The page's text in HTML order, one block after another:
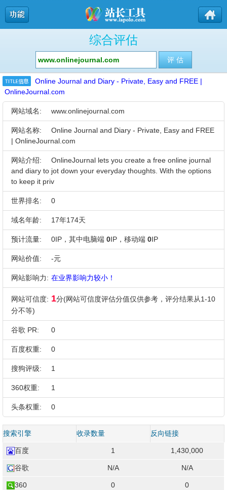
综合评估
Online Journal and Diary - Private, Easy and FREE |
OnlineJournal.com
网站域名: www.onlinejournal.com
网站名称:
Online Journal and Diary - Private, Easy and FREE
| OnlineJournal.com
网站介绍:
OnlineJournal lets you create a free online journal
and diary to jot down your everyday thoughts. With the options
to keep it priv
世界排名: 0
域名年龄: 17年174天
预计流量: 0IP，其中电脑端 0IP，移动端 0IP
网站价值: -元
网站影响力: 在业界影响力较小！
网站可信度: 1分(网站可信度评估分值仅供参考，评分结果从1-10
分不等)
谷歌 PR: 0
百度权重: 0
搜狗评级: 1
360权重: 1
头条权重: 0
搜索引擎 收录数量 反向链接
百度 1 1,430,000
谷歌 N/A N/A
360 0 0